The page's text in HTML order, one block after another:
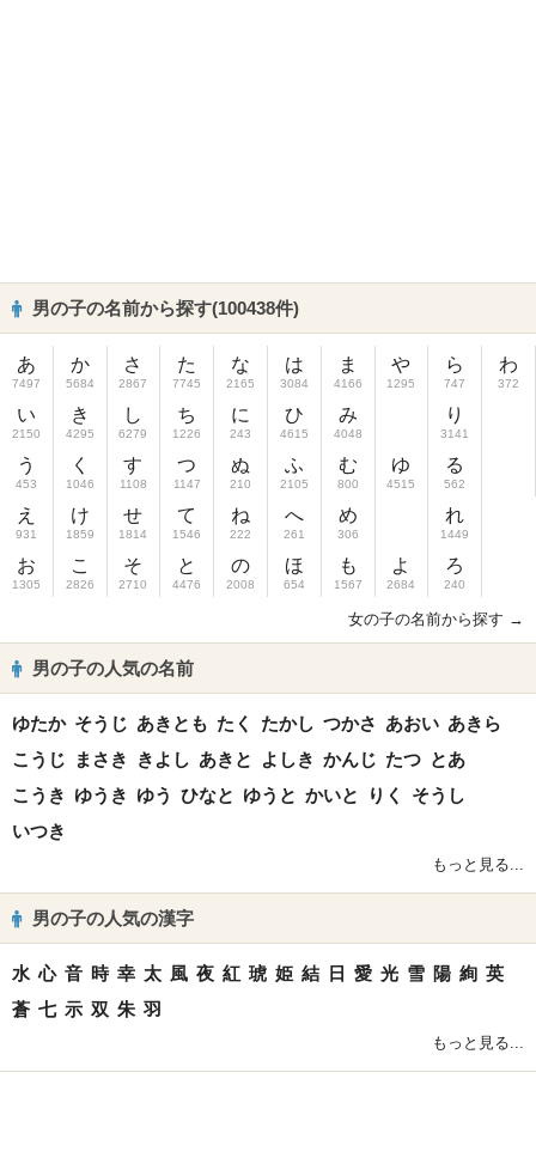
男の子の名前から探す(100438件)
あ
7497
い
2150
う
453
え
931
お
1305
か
5684
き
4295
く
1046
け
1859
こ
2826
さ
2867
し
6279
す
1108
せ
1814
そ
2710
た
7745
ち
1226
つ
1147
て
1546
と
4476
な
2165
に
243
ぬ
210
ね
222
の
2008
は
3084
ひ
4615
ふ
2105
へ
261
ほ
654
ま
4166
み
4048
む
800
め
306
も
1567
や
1295
ゆ
4515
よ
2684
ら
747
り
3141
る
562
れ
1449
ろ
240
わ
372
女の子の名前から探す →
男の子の人気の名前
ゆたか そうじ あきとも たく たかし つかさ あおい あきら
こうじ
まさき きよし あきと よしき かんじ たつ とあ
こうき ゆうき ゆう ひなと ゆうと かいと りく
そうし
いつき
もっと見る...
男の子の人気の漢字
水 心 音 時 幸 太 風 夜 紅 琥 姫 結 日 愛 光 雪 陽 絢 英
蒼 七 示 双 朱 羽
もっと見る...